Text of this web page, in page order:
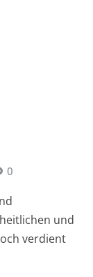
0
und
verdient